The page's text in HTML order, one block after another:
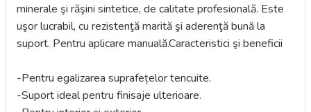
minerale şi răşini sintetice, de calitate profesională. Este
uşor lucrabil, cu rezistenţă marită şi aderenţă bună la
suport. Pentru aplicare manuală.Caracteristici şi beneficii
-Pentru egalizarea suprafețelor tencuite.
-Suport ideal pentru finisaje ulterioare.